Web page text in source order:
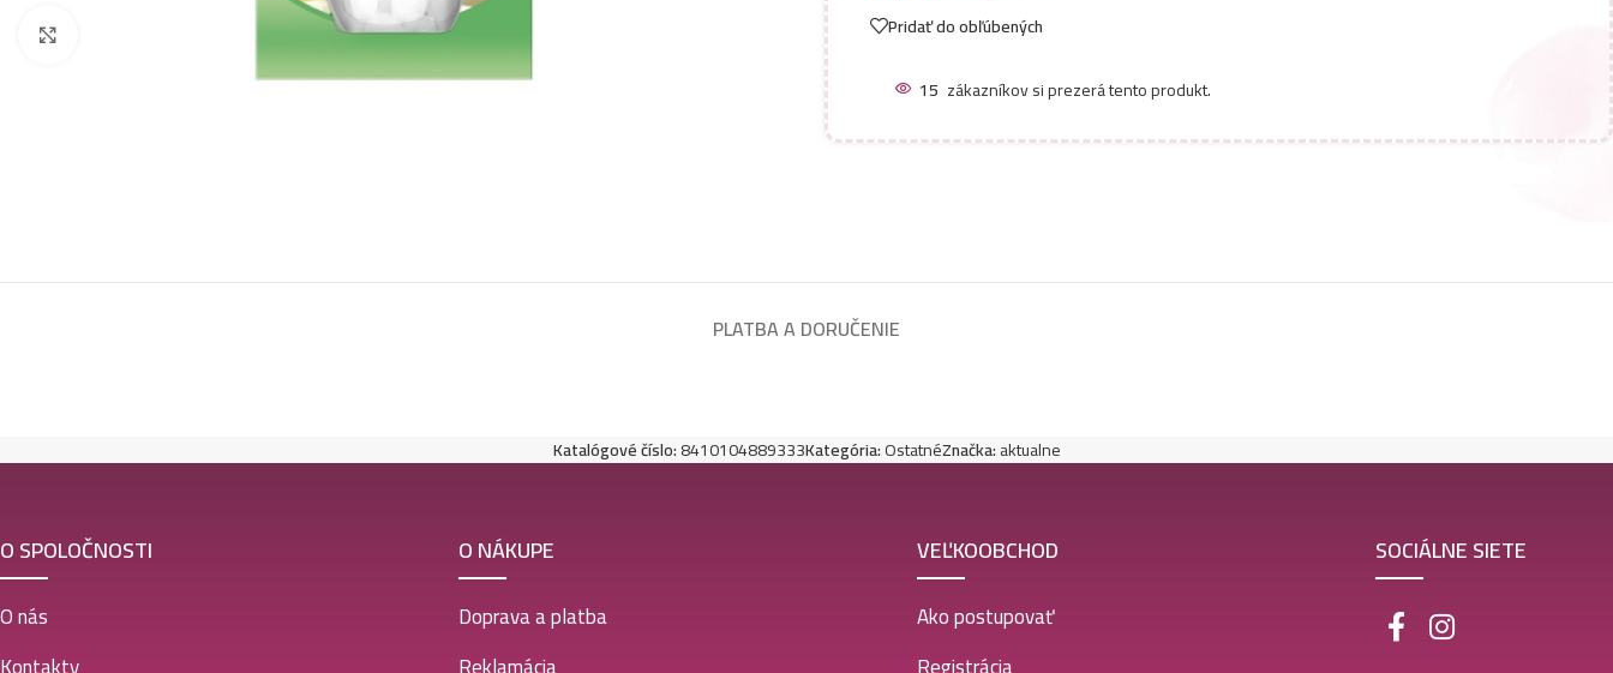
Pridať do obľúbených
15 zákazníkov si prezerá tento produkt.
PLATBA A DORUČENIE
Katalógové číslo:8410104889333Kategória:OstatnéZnačka:aktualne
O SPOLOČNOSTI
O nás
O NÁKUPE
Doprava a platba
VEĽKOOBCHOD
Ako postupovať
SOCIÁLNE SIETE